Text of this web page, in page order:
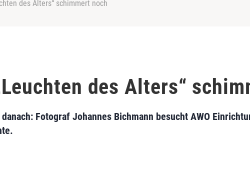
des Alters“ schimmert noch
des Alters“
Fotograf Johannes Bichmann besucht AWO